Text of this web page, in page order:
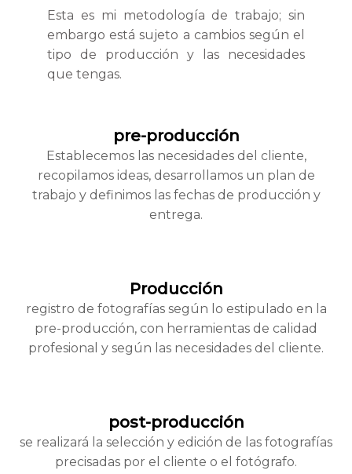
Esta es mi metodología de trabajo; sin
embargo está sujeto a cambios según el
tipo de producción y las necesidades
que tengas.
pre-producción
Establecemos las necesidades del cliente,
recopilamos ideas, desarrollamos un plan de
trabajo y definimos las fechas de producción y
entrega.
Producción
registro de fotografías según lo estipulado en la
pre-producción, con herramientas de calidad
profesional y según las necesidades del cliente.
post-producción
se realizará la selección y edición de las fotografías
precisadas por el cliente o el fotógrafo.